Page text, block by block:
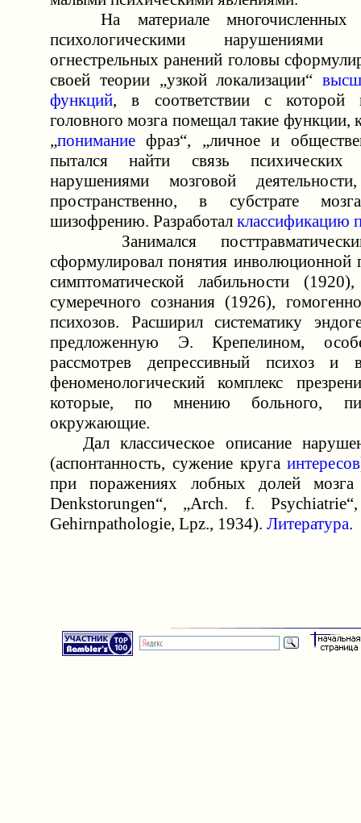
На материале многочисленных
психологическими нарушениями
огнестрельных ранений головы
своей теории „узкой локализации“
функций, в соответствии с которой
головного мозга помещал такие функции,
„понимание фраз“, „личное и
пытался найти связь психических
нарушениями мозговой
пространственно, в субстрате
шизофрению. Разработал классификацию
Занимался
сформулировал понятия инволюционной
симптоматической лабильности (1920),
сумеречного сознания (1926),
психозов. Расширил систематику
предложенную Э. Крепелином,
рассмотрев депрессивный психоз
феноменологический комплекс
которые, по мнению больного,
окружающие.
Дал классическое описание
(аспонтанность, сужение кругаинтересов
при поражениях лобных долей
Denkstorungen“, „Arch. f.
Gehirnpathologie, Lpz., 1934). Литература.